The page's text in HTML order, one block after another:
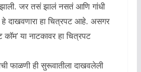
झाली. जर तसं झालं नसतं आणि गांधी
हा चित्रपट आहे. असगर
या नाटकावर हा चित्रपट
फाळणी ही सुरूवातीला दाखवलेली